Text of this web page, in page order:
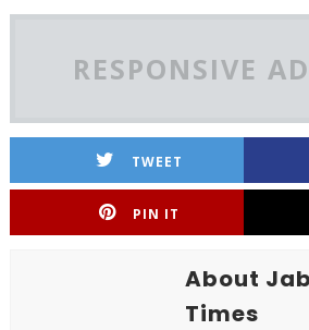
RESPONSIVE
TWEET
PIN IT
About
Times